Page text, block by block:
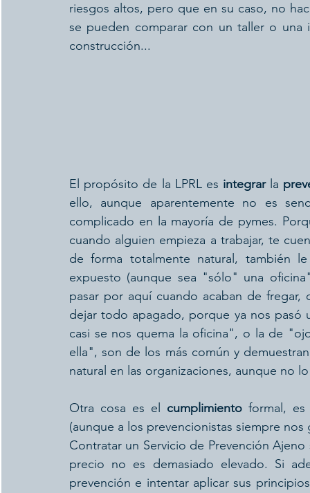
riesgos altos, pero que en su caso, no
se pueden comparar con un taller o una
construcción...
El propósito de la LPRL es integrar la
ello, aunque aparentemente no es
complicado en la mayoría de pymes.
cuando alguien empieza a trabajar, te
de forma totalmente natural, también
expuesto (aunque sea "sólo" una
pasar por aquí cuando acaban de
dejar todo apagado, porque ya nos pasó
casi se nos quema la oficina", o la de
ella", son de los más común y
natural en las organizaciones, aunque no
Otra cosa es el cumplimiento formal,
(aunque a los prevencionistas siempre
Contratar un Servicio de Prevención
precio no es demasiado elevado. Si
prevención e intentar aplicar sus